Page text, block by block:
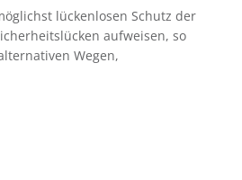
lückenlosen Schutz der
aufweisen, so
Wegen,